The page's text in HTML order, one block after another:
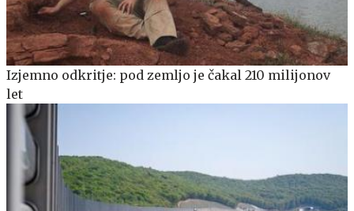
Izjemno odkritje: pod zemljo je čakal 210 milijonov
let